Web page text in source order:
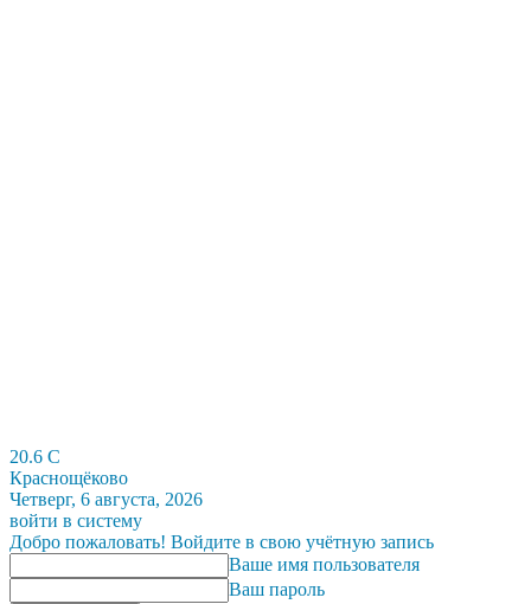
20.6 C
Краснощёково
Четверг, 6 августа, 2026
войти в систему
Добро пожаловать! Войдите в свою учётную запись
Ваше имя пользователя
Ваш пароль